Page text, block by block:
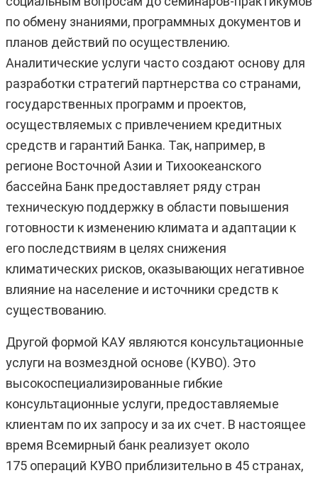
по обмену знаниями, программных документов и
планов действий по осуществлению.
Аналитические услуги часто создают основу для
разработки стратегий партнерства со странами,
государственных программ и проектов,
осуществляемых с привлечением кредитных
средств и гарантий Банка. Так, например, в
регионе Восточной Азии и Тихоокеанского
бассейна Банк предоставляет ряду стран
техническую поддержку в области повышения
готовности к изменению климата и адаптации к
его последствиям в целях снижения
климатических рисков, оказывающих негативное
влияние на население и источники средств к
существованию.
Другой формой КАУ являются консультационные
услуги на возмездной основе (КУВО). Это
высокоспециализированные гибкие
консультационные услуги, предоставляемые
клиентам по их запросу и за их счет. В настоящее
время Всемирный банк реализует около
175 операций КУВО приблизительно в 45 странах,